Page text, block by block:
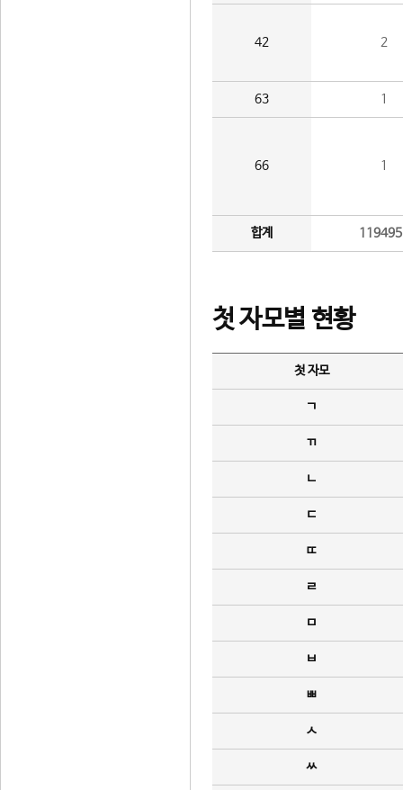
42 2
63 1
66 1
합계
첫 자모별 현황
첫 자모
ㄱ
ㄲ
ㄴ
ㄷ
ㄸ
ㄹ
ㅁ
ㅂ
ㅃ
ㅅ
ㅆ